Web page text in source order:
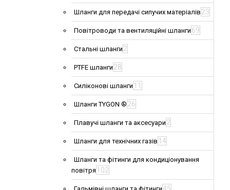
Шланги для передачі сипучих матеріалів 23
Повітроводи та вентиляційні шланги 69
Стальні шланги 2
PTFE шланги 28
Силіконові шланги 11
Шланги TYGON ® 26
Плавучі шланги та аксесуари 2
Шланги для технічних газів 14
Шланги та фітинги для кондиціонування
повітря 102